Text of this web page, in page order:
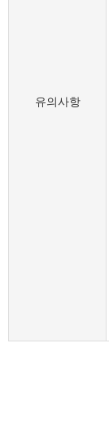
유의사항